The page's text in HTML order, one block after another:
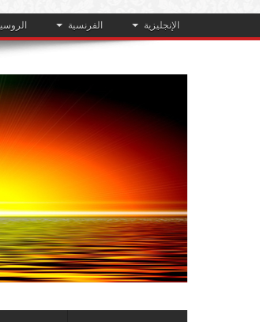
الإنجليزية الفرنسية